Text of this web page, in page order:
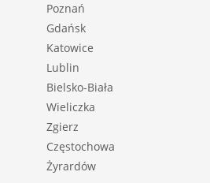
Poznań
Gdańsk
Katowice
Lublin
Bielsko-Biała
Wieliczka
Zgierz
Częstochowa
Żyrardów